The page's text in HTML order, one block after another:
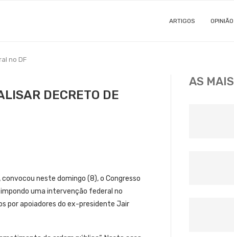
ARTIGOS OPINIÃO
no DF
DECRETO DE
convocou neste domingo (8), o Congresso
uma intervenção federal no
por apoiadores do ex-presidente Jair
AS MAIS